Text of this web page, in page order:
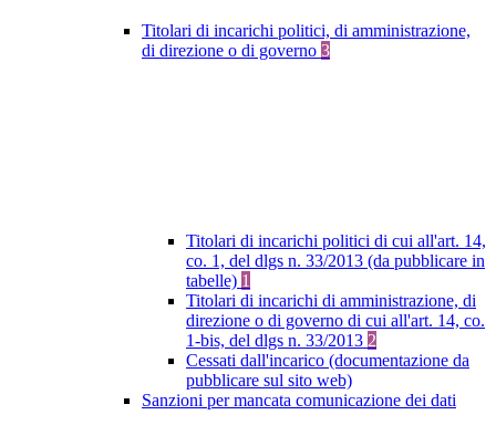
Titolari di incarichi politici, di amministrazione,
di direzione o di governo 3
Titolari di incarichi politici di cui all'art. 14,
co. 1, del dlgs n. 33/2013 (da pubblicare in
tabelle) 1
Titolari di incarichi di amministrazione, di
direzione o di governo di cui all'art. 14, co.
1-bis, del dlgs n. 33/2013 2
Cessati dall'incarico (documentazione da
pubblicare sul sito web)
Sanzioni per mancata comunicazione dei dati